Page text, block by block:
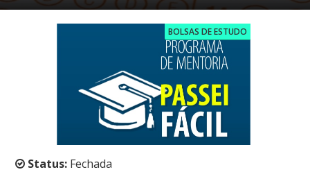
BOLSAS DE ESTUDO
Status: Fechada